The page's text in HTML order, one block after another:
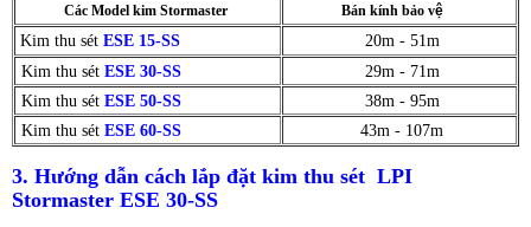
Các Model kim Stormaster Bán kính bảo vệ
Kim thu sét ESE 15-SS
20m - 51m
Kim thu sét ESE 30-SS
29m - 71m
Kim thu sét ESE 50-SS
38m - 95m
Kim thu sét ESE 60-SS 43m - 107m
3. Hướng dẫn cách lắp đặt kim thu sét LPI
Stormaster ESE 30-SS